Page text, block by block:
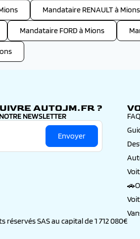
Mandataire RENAULT à Mions
Mandataire FORD à Mions
AUTOJM.FR ?
NEWSLETTER
Envoyer
réservés SAS au capital de 1 712 080€